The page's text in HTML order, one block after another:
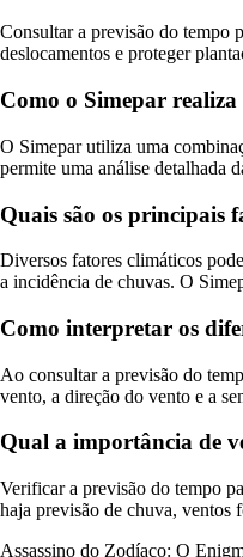
Consultar a previsão do tempo
deslocamentos e proteger
Como o Simepar
O Simepar utiliza uma
permite uma análise detalhada
Quais são os principais
Diversos fatores climáticos
a incidência de chuvas. O
Como interpretar os
Ao consultar a previsão do
vento, a direção do vento e a
Qual a importância de
Verificar a previsão do tempo
haja previsão de chuva, ventos
Assassino do Zodíaco: O